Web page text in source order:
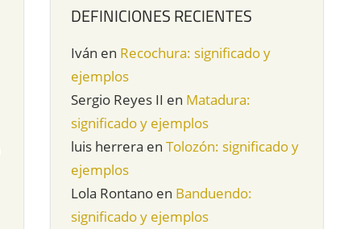
DEFINICIONES RECIENTES
Iván en Recochura: significado y
ejemplos
Sergio Reyes II en Matadura:
significado y ejemplos
luis herrera enTolozón: significado y
ejemplos
Lola Rontano en Banduendo:
significado y ejemplos